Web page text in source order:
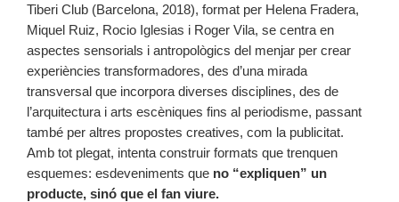
Tiberi Club (Barcelona, 2018), format per Helena Fradera,
Miquel Ruiz, Rocio Iglesias i Roger Vila, se centra en
aspectes sensorials i antropològics del menjar per crear
experiències transformadores, des d’una mirada
transversal que incorpora diverses disciplines, des de
l’arquitectura i arts escèniques fins al periodisme, passant
també per altres propostes creatives, com la publicitat.
Amb tot plegat, intenta construir formats que trenquen
esquemes: esdeveniments que no “expliquen” un
producte, sinó que el fan viure.